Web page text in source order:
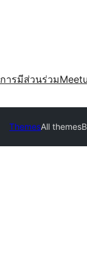
การมีส่วนร่วม
ThemesAll themes